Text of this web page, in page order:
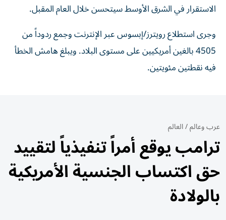
الاستقرار في الشرق الأوسط سيتحسن خلال العام المقبل.
وجرى استطلاع رويترز/إبسوس عبر الإنترنت وجمع ردوداً من
4505 بالغين أمريكيين على مستوى البلاد. ويبلغ هامش الخطأ
فيه نقطتين مئويتين.
عرب وعالم/العالم
ترامب يوقع أمراً تنفيذياً لتقييد
حق اكتساب الجنسية الأمريكية
بالولادة